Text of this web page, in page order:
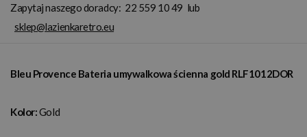
Zapytaj naszego doradcy: 22 559 10 49 lub
sklep@lazienkaretro.eu
Bleu Provence Bateria umywalkowa ścienna gold RLF1012DOR
Kolor:Gold